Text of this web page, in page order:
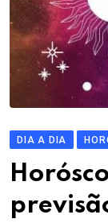
DIA A DIA